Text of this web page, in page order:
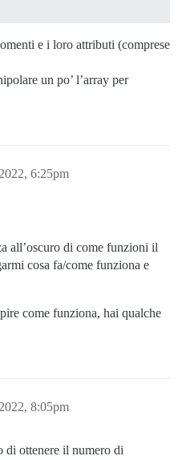
e i loro attributi (comprese
un po’ l’array per
6:25pm
all’oscuro di come funzioni il
cosa fa/come funziona e
come funziona, hai qualche
8:05pm
di ottenere il numero di